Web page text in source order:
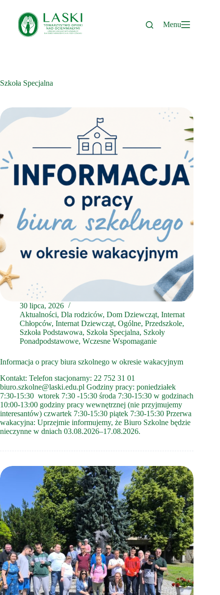
Menu
Szkoła Specjalna
30 lipca, 2026
Aktualności, Dla rodziców, Dom Dziewcząt, Internat
Chłopców, Internat Dziewcząt, Ogólne, Przedszkole,
Szkoła Podstawowa, Szkoła Specjalna, Szkoły
Ponadpodstawowe, Wczesne Wspomaganie
Informacja o pracy biura szkolnego w okresie wakacyjnym
Kontakt: Telefon stacjonarny: 22 752 31 01
biuro.szkolne@laski.edu.pl Godziny pracy: poniedziałek
7:30-15:30 wtorek 7:30 -15:30 środa 7:30-15:30 w godzinach
10:00-13:00 godziny pracy wewnętrznej (nie przyjmujemy
interesantów) czwartek 7:30-15:30 piątek 7:30-15:30 Przerwa
wakacyjna: Uprzejmie informujemy, że Biuro Szkolne będzie
nieczynne w dniach 03.08.2026–17.08.2026.